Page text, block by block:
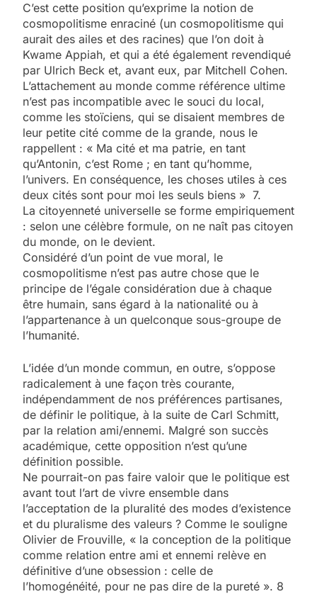
C’est cette position qu’exprime la notion de
cosmopolitisme enraciné (un cosmopolitisme qui
aurait des ailes et des racines) que l’on doit à
Kwame Appiah, et qui a été également revendiqué
par Ulrich Beck et, avant eux, par Mitchell Cohen.
L’attachement au monde comme référence ultime
n’est pas incompatible avec le souci du local,
comme les stoïciens, qui se disaient membres de
leur petite cité comme de la grande, nous le
rappellent : « Ma cité et ma patrie, en tant
qu’Antonin, c’est Rome ; en tant qu’homme,
l’univers. En conséquence, les choses utiles à ces
deux cités sont pour moi les seuls biens » 7.
La citoyenneté universelle se forme empiriquement
: selon une célèbre formule, on ne naît pas citoyen
du monde, on le devient.
Considéré d’un point de vue moral, le
cosmopolitisme n’est pas autre chose que le
principe de l’égale considération due à chaque
être humain, sans égard à la nationalité ou à
l’appartenance à un quelconque sous-groupe de
l’humanité.
L’idée d’un monde commun, en outre, s’oppose
radicalement à une façon très courante,
indépendamment de nos préférences partisanes,
de définir le politique, à la suite de Carl Schmitt,
par la relation ami/ennemi. Malgré son succès
académique, cette opposition n’est qu’une
définition possible.
Ne pourrait-on pas faire valoir que le politique est
avant tout l’art de vivre ensemble dans
l’acceptation de la pluralité des modes d’existence
et du pluralisme des valeurs ? Comme le souligne
Olivier de Frouville, « la conception de la politique
comme relation entre ami et ennemi relève en
définitive d’une obsession : celle de
l’homogénéité, pour ne pas dire de la pureté ». 8